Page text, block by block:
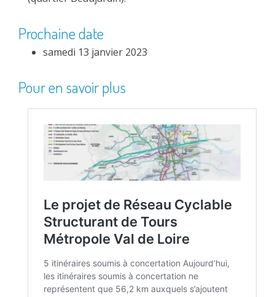
Prochaine date
samedi 13 janvier 2023
Pour en savoir plus